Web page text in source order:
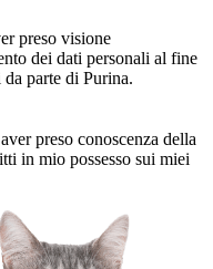
preso visione
dei dati personali al fine
parte di Purina.
preso conoscenza della
in mio possesso sui miei